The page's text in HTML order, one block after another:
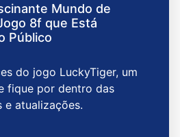
Mundo de
8f que Está
Público
do jogo LuckyTiger, um
fique por dentro das
e atualizações.